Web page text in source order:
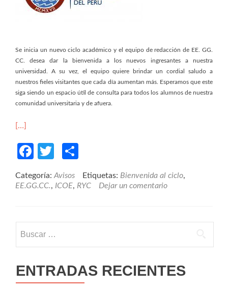
Se inicia un nuevo ciclo académico y el equipo de redacción de EE. GG.
CC. desea dar la bienvenida a los nuevos ingresantes a nuestra
universidad. A su vez, el equipo quiere brindar un cordial saludo a
nuestros fieles visitantes que cada día aumentan más. Esperamos que este
siga siendo un espacio útil de consulta para todos los alumnos de nuestra
comunidad universitaria y de afuera.
[…]
Facebook
Twitter
Categoría: Avisos Etiquetas: Bienvenida al ciclo,
EE.GG.CC., ICOE, RYC Dejar un comentario
ENTRADAS RECIENTES